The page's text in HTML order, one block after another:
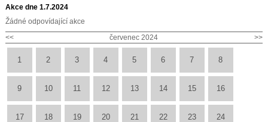
Akce dne 1.7.2024
Žádné odpovídající akce
<<
>>
červenec 2024
1 2 3 4 5 6 7 8
9 10 11 12 13 14 15 16
17 18 19 20 21 22 23 24